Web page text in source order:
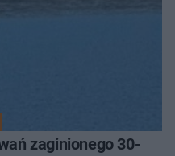
zaginionego 30-